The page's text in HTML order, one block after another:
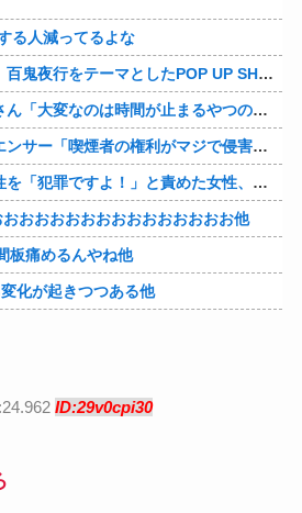
る人減ってるよな
テーマとしたPOP UP SHOPが東京・大阪にて開催
のは時間が止まるやつの撮影」←ばらしてしまうｗ
の権利がマジで侵害されてる。いくら税金払ってるんだ」他
すよ！」と責めた女性、警察が来た瞬間逃げる他
おおおおおおおおおおおおおお他
板痛めるんやね他
化が起きつつある他
ID:29v0cpi30